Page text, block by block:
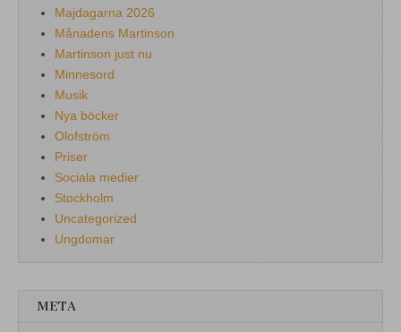
Majdagarna 2026
Månadens Martinson
Martinson just nu
Minnesord
Musik
Nya böcker
Olofström
Priser
Sociala medier
Stockholm
Uncategorized
Ungdomar
META